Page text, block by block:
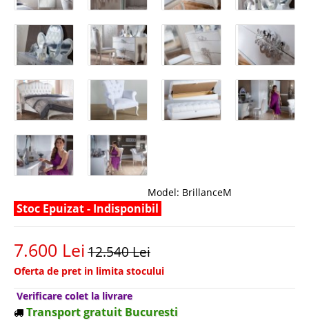
Model: BrillanceM
Stoc Epuizat - Indisponibil
7.600 Lei12.540 Lei
Oferta de pret in limita stocului
Verificare colet la livrare
Transport gratuit Bucuresti